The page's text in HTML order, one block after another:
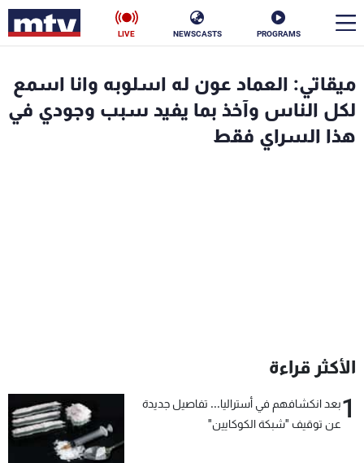
PROGRAMS
NEWSCASTS
LIVE
ميقاتي: العماد عون له اسلوبه وانا اسمع
لكل الناس وآخذ بما يفيد سبب وجودي في
هذا السراي فقط
الأكثر قراءة
1بعد انكشافهم في أستراليا... تفاصيل جديدة
عن توقيف "شبكة الكوكايين"
الأخبار
سياسة
جدول البرامج
شاهد البرامج
الترددات